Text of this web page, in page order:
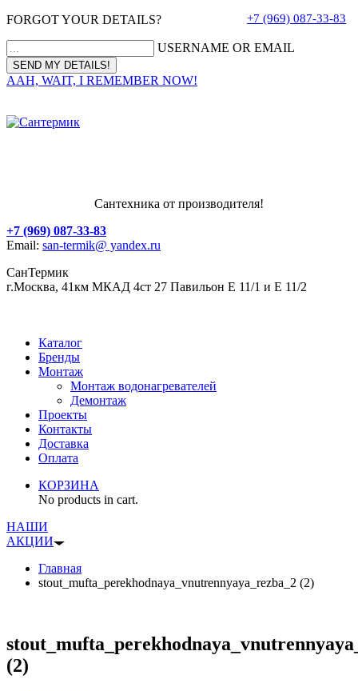
FORGOT YOUR DETAILS?
USERNAME OR EMAIL
AAH, WAIT, I REMEMBER NOW!
+7 (969) 087-33-83
Сантехника от производителя!
+7 (969) 087-33-83
Email: san-termik@ yandex.ru
СанТермик
г.Москва, 41км МКАД 4ст 27 Павильон Е 11/1 и Е 11/2
Каталог
Бренды
Монтаж
Монтаж водонагревателей
Демонтаж
Проекты
Контакты
Доставка
Оплата
КОРЗИНА
No products in cart.
НАШИ
АКЦИИ
Главная
stout_mufta_perekhodnaya_vnutrennyaya_rezba_2 (2)
(2)